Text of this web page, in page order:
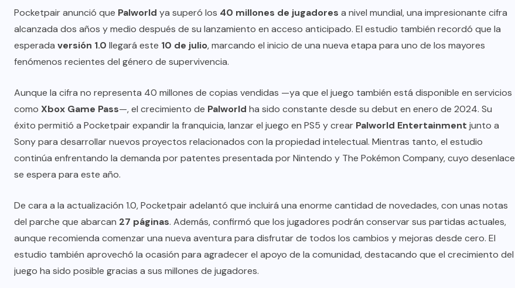
Pocketpair anunció que Palworld ya superó los 40 millones de jugadores a nivel mundial, una impresionante cifra
alcanzada dos años y medio después de su lanzamiento en acceso anticipado. El estudio también recordó que la
esperada versión 1.0 llegará este 10 de julio, marcando el inicio de una nueva etapa para uno de los mayores
fenómenos recientes del género de supervivencia.
Aunque la cifra no representa 40 millones de copias vendidas —ya que el juego también está disponible en servicios
como Xbox Game Pass—, el crecimiento de Palworld ha sido constante desde su debut en enero de 2024. Su
éxito permitió a Pocketpair expandir la franquicia, lanzar el juego en PS5 y crear Palworld Entertainment junto a
Sony para desarrollar nuevos proyectos relacionados con la propiedad intelectual. Mientras tanto, el estudio
continúa enfrentando la demanda por patentes presentada por Nintendo y The Pokémon Company, cuyo desenlace
se espera para este año.
De cara a la actualización 1.0, Pocketpair adelantó que incluirá una enorme cantidad de novedades, con unas notas
del parche que abarcan 27 páginas. Además, confirmó que los jugadores podrán conservar sus partidas actuales,
aunque recomienda comenzar una nueva aventura para disfrutar de todos los cambios y mejoras desde cero. El
estudio también aprovechó la ocasión para agradecer el apoyo de la comunidad, destacando que el crecimiento del
juego ha sido posible gracias a sus millones de jugadores.